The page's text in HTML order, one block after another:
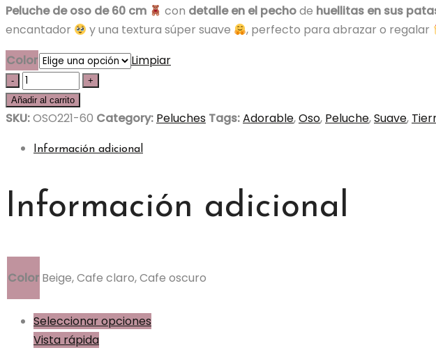
Peluche de oso de 60 cm
con detalle en el pechode huellitas en sus
encantador
y una textura súper suave , perfecto para abrazar o regalar
Color
Limpiar
Oso
Huellitas
60cm
OSO221-
quantity
Añadir al carrito
SKU:OSO221-60 Category: Peluches Tags:Adorable,Oso, Peluche,Suave,
Información adicional
Información adicional
Color Beige, Cafe claro, Cafe oscuro
Seleccionar opciones
Vista rápida